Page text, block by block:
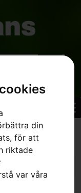
din
för att
riktade
var våra